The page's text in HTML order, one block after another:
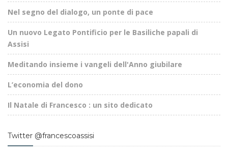
Nel segno del dialogo, un ponte di pace
Un nuovo Legato Pontificio per le Basiliche papali di
Assisi
Meditando insieme i vangeli dell'Anno giubilare
L’economia del dono
Il Natale di Francesco : un sito dedicato
Twitter @francescoassisi